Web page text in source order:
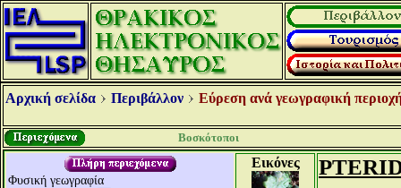
Αρχική σελίδα Περιβάλλον Εύρεση ανά γεωγραφική
Βοσκότοποι
Φυσική γεωγραφία
Εικόνες